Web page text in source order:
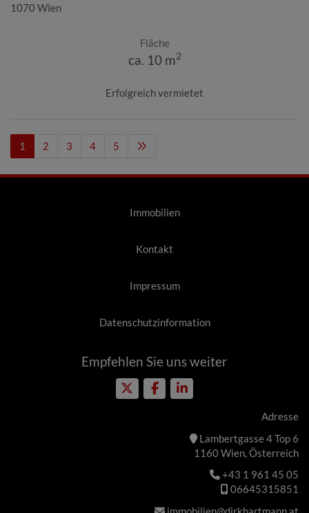
1070 Wien
Fläche
ca. 10 m2
Erfolgreich vermietet
1 2 3 4 5
Immobilien
Kontakt
Impressum
Datenschutzinformation
Empfehlen Sie uns weiter
Adresse
Lambertgasse 4 Top 6
1160 Wien, Österreich
+43 1 961 45 05
06645315851